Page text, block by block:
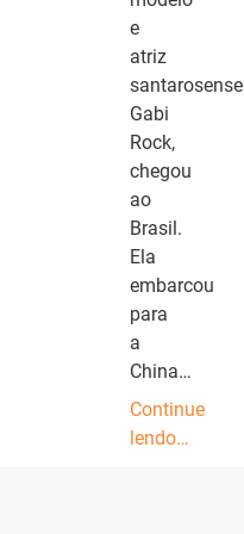
e
atriz
santarosense
Gabi
Rock,
chegou
ao
Brasil.
Ela
embarcou
para
a
China…
Continue
lendo…